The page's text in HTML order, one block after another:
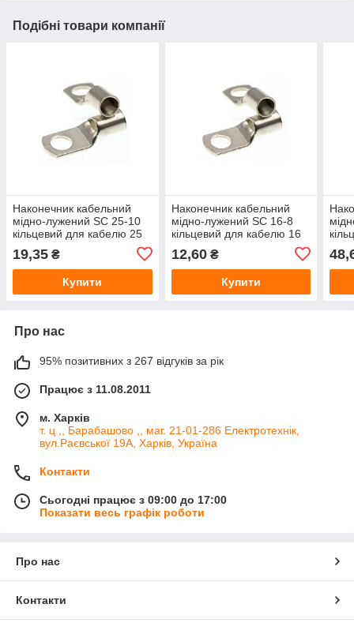
Подібні товари компанії
Наконечник кабельний
мідно-лужений SC 25-10
кільцевий для кабелю 25
19,35 ₴
Купити
Наконечник кабельний
мідно-лужений SC 16-8
кільцевий для кабелю 16
12,60₴
Купити
Про нас
95% позитивних з 267 відгуків за рік
Працює з 11.08.2011
м. Харків
т. ц ,, Барабашово ,, маг. 21-01-286 Електротехнік,
вул.Раєвської 19А, Харків, Україна
Контакти
Сьогодні працює з 09:00 до 17:00
Показати весь графік роботи
Про нас
Контакти